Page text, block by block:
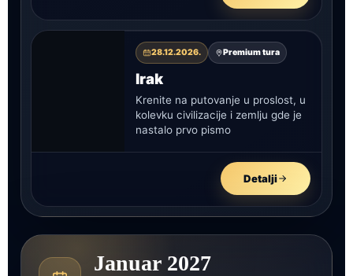
28.12.2026. Premium tura
Irak
Krenite na putovanje u proslost, u
kolevku civilizacije i zemlju gde je
nastalo prvo pismo
Detalji
Januar 2027